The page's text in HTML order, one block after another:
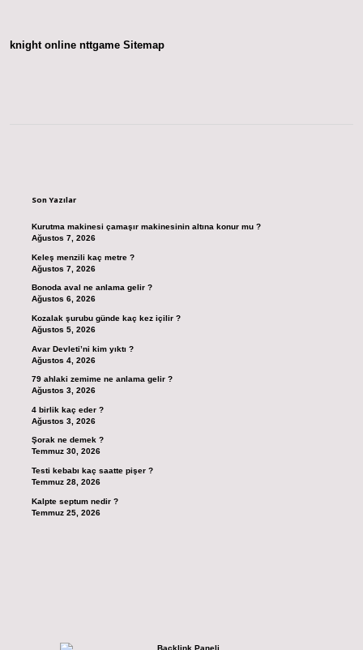
knight online nttgame Sitemap
Son Yazılar
Kurutma makinesi çamaşır makinesinin altına konur mu ?
Ağustos 7, 2026
Keleş menzili kaç metre ?
Ağustos 7, 2026
Bonoda aval ne anlama gelir ?
Ağustos 6, 2026
Kozalak şurubu günde kaç kez içilir ?
Ağustos 5, 2026
Avar Devleti’ni kim yıktı ?
Ağustos 4, 2026
79 ahlaki zemime ne anlama gelir ?
Ağustos 3, 2026
4 birlik kaç eder ?
Ağustos 3, 2026
Şorak ne demek ?
Temmuz 30, 2026
Testi kebabı kaç saatte pişer ?
Temmuz 28, 2026
Kalpte septum nedir ?
Temmuz 25, 2026